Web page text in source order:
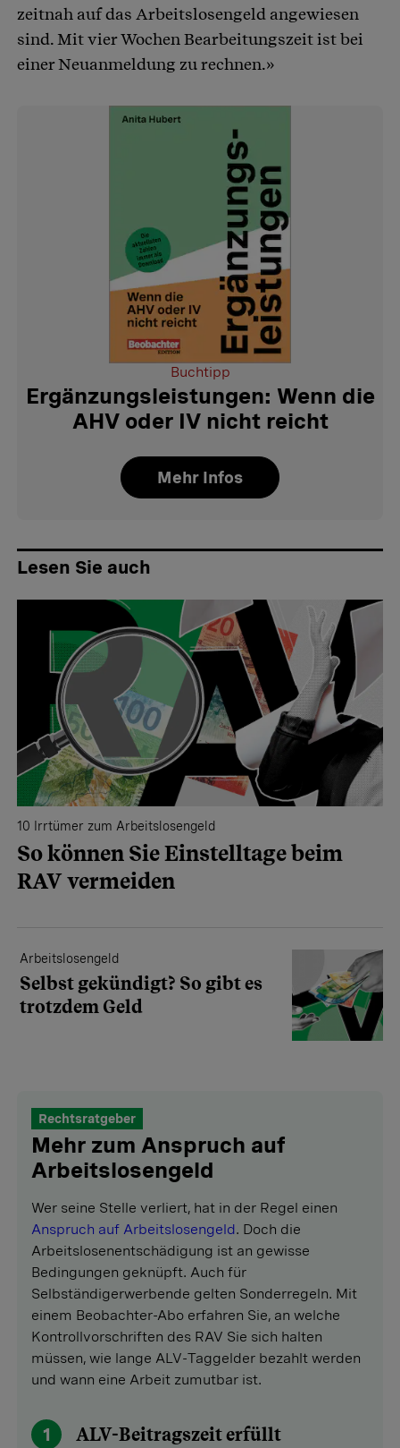
zeitnah auf das Arbeitslosengeld angewiesen
sind. Mit vier Wochen Bearbeitungszeit ist bei
einer Neuanmeldung zu rechnen.»
Buchtipp
Ergänzungsleistungen: Wenn die
AHV oder IV nicht reicht
Mehr Infos
Lesen Sie auch
10 Irrtümer zum Arbeitslosengeld
So können Sie Einstelltage beim
RAV vermeiden
Arbeitslosengeld
Selbst gekündigt? So gibt es
trotzdem Geld
Rechtsratgeber
Mehr zum Anspruch auf
Arbeitslosengeld
Wer seine Stelle verliert, hat in der Regel einen
Anspruch auf Arbeitslosengeld. Doch die
Arbeitslosenentschädigung ist an gewisse
Bedingungen geknüpft. Auch für
Selbständigerwerbende gelten Sonderregeln. Mit
einem Beobachter-Abo erfahren Sie, an welche
Kontrollvorschriften des RAV Sie sich halten
müssen, wie lange ALV-Taggelder bezahlt werden
und wann eine Arbeit zumutbar ist.
1 ALV-Beitragszeit erfüllt